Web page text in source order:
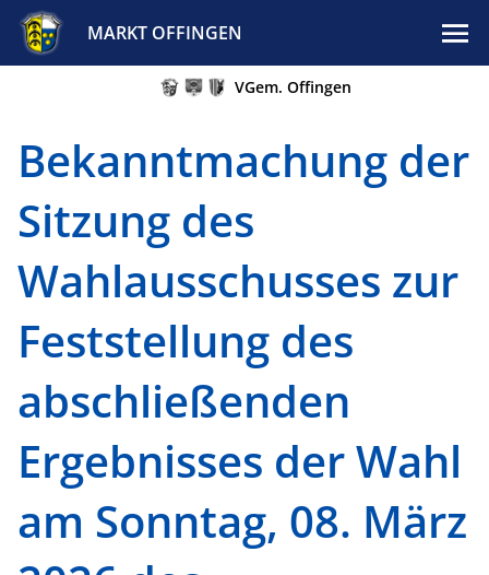
MARKT OFFINGEN
VGem. Offingen
Bekanntmachung der
Sitzung des
Wahlausschusses zur
Feststellung des
abschließenden
Ergebnisses der Wahl
am Sonntag, 08. März